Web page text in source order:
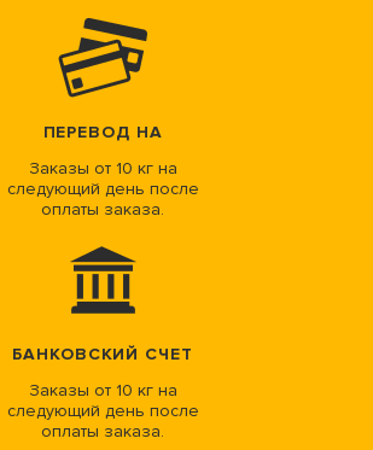
ПЕРЕВОД НА
Заказы от 10 кг на
следующий день после
оплаты заказа.
БАНКОВСКИЙ СЧЕТ
Заказы от 10 кг на
следующий день после
оплаты заказа.